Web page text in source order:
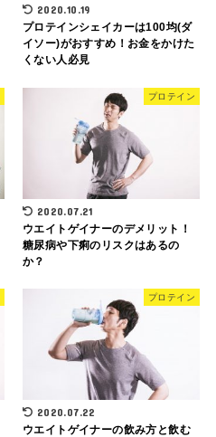
2020.10.19
プロテインシェイカーは100均(ダ
イソー)がおすすめ！お金をかけた
くない人必見
プロテイン
2020.07.21
ウエイトゲイナーのデメリット！
糖尿病や下痢のリスクはあるの
か？
プロテイン
2020.07.22
ウエイトゲイナーの飲み方と飲む